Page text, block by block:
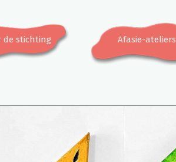
de stichting Afasie-ateliers